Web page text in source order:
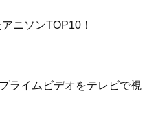
ニソンTOP10！
ライムビデオをテレビで視